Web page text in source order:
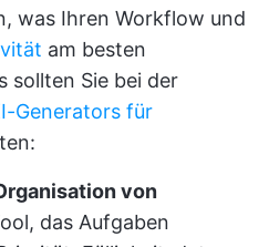
was Ihren Workflow und
am besten
sollten Sie bei der
Generators für
von
das Aufgaben